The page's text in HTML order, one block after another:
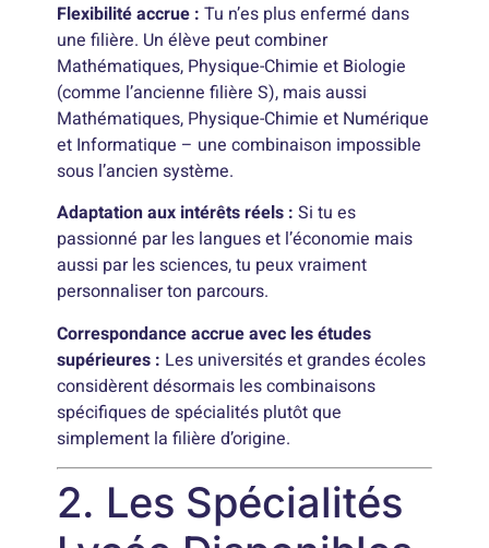
Flexibilité accrue : Tu n’es plus enfermé dans
une filière. Un élève peut combiner
Mathématiques, Physique-Chimie et Biologie
(comme l’ancienne filière S), mais aussi
Mathématiques, Physique-Chimie et Numérique
et Informatique – une combinaison impossible
sous l’ancien système.
Adaptation aux intérêts réels : Si tu es
passionné par les langues et l’économie mais
aussi par les sciences, tu peux vraiment
personnaliser ton parcours.
Correspondance accrue avec les études
supérieures : Les universités et grandes écoles
considèrent désormais les combinaisons
spécifiques de spécialités plutôt que
simplement la filière d’origine.
2. Les Spécialités